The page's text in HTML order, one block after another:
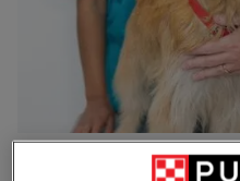
Les chiens nous apportent